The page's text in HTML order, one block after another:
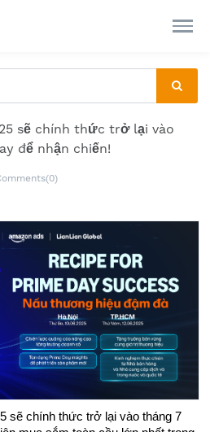
sẽ chính thức trở lại vào
để nhận chiến!
sẽ chính thức trở lại vào tháng 7